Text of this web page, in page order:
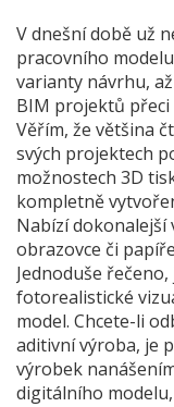
V dnešní době už
pracovního
varianty návrhu,
BIM projektů
Věřím, že většina
svých projektech
možnostech 3D
kompletně
Nabízí
obrazovce či
Jednoduše
fotorealistické
model. Chcete-li
aditivní výroba, je
výrobek
digitálního